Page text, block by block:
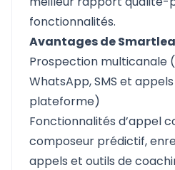
fonctionnalités.
Avantages de
Prospection multicanale
WhatsApp, SMS et
plateforme)
Fonctionnalités d’appel
composeur prédictif,
appels et outils de